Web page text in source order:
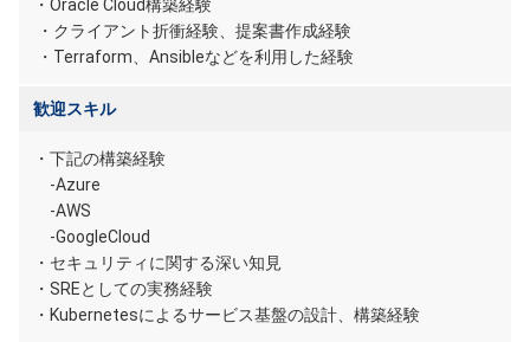
・Oracle Cloud構築経験
・クライアント折衝経験、提案書作成経験
・Terraform、Ansibleなどを利用した経験
歓迎スキル
・下記の構築経験
-Azure
-AWS
-GoogleCloud
・セキュリティに関する深い知見
・SREとしての実務経験
・Kubernetesによるサービス基盤の設計、構築経験